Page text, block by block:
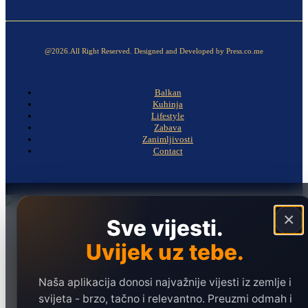
@2026.All Right Reserved. Designed and Developed by Press.co.me
Balkan
Kuhinja
Lifestyle
Zabava
Zanimljivosti
Contact
×
Sve vijesti.
Uvijek uz tebe.
Naša aplikacija donosi najvažnije vijesti iz zemlje i
svijeta - brzo, tačno i relevantno. Preuzmi odmah i
Hronika
Ekonomija